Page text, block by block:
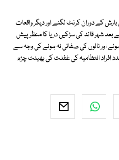
کے دوران کرنٹ لگنے اور دیگر واقعات
بعد شہر قائد کی سڑکیں دریا کا منظر پیش
اور نالوں کی صفائی نہ ہونے کی وجہ سے
افراد انتظامیہ کی غفلت کی بھینٹ چڑھ